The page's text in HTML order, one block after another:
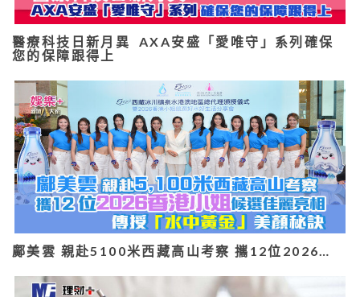
醫療科技日新月異 AXA安盛「愛唯守」系列確保
您的保障跟得上
鄺美雲 親赴5100米西藏高山考察 攜12位2026…